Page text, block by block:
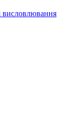
висловлювання